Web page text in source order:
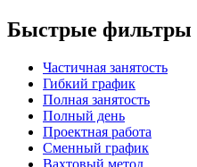
Быстрые фильтры
Частичная занятость
Гибкий график
Полная занятость
Полный день
Проектная работа
Сменный график
Вахтовый метод